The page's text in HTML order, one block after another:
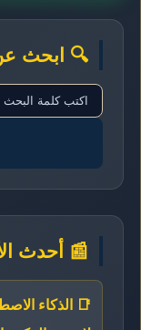
🔍 ابحث
📰 أحدث
📑 الذكاء